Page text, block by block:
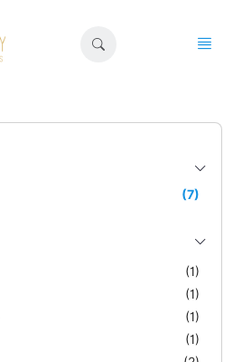
(7)
(1)
(1)
(1)
(1)